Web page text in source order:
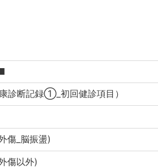
診断記録①_初回健診項目）
傷_脳振盪)
傷以外)